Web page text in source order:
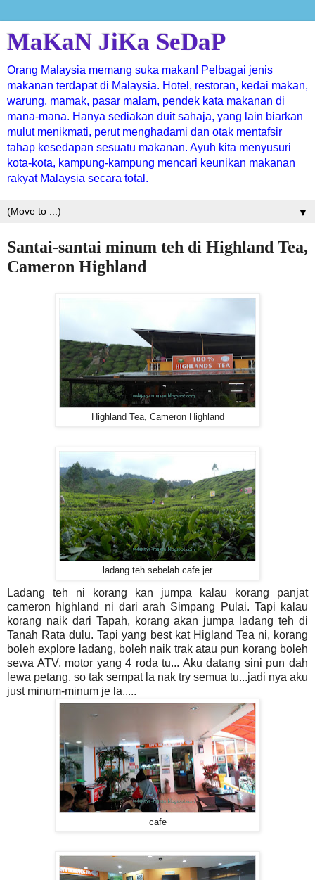
MaKaN JiKa SeDaP
Orang Malaysia memang suka makan! Pelbagai jenis
makanan terdapat di Malaysia. Hotel, restoran, kedai makan,
warung, mamak, pasar malam, pendek kata makanan di
mana-mana. Hanya sediakan duit sahaja, yang lain biarkan
mulut menikmati, perut menghadami dan otak mentafsir
tahap kesedapan sesuatu makanan. Ayuh kita menyusuri
kota-kota, kampung-kampung mencari keunikan makanan
rakyat Malaysia secara total.
▼
Santai-santai minum teh di Highland Tea,
Cameron Highland
Highland Tea, Cameron Highland
ladang teh sebelah cafe jer
Ladang teh ni korang kan jumpa kalau korang panjat
cameron highland ni dari arah Simpang Pulai. Tapi kalau
korang naik dari Tapah, korang akan jumpa ladang teh di
Tanah Rata dulu. Tapi yang best kat Higland Tea ni, korang
boleh explore ladang, boleh naik trak atau pun korang boleh
sewa ATV, motor yang 4 roda tu... Aku datang sini pun dah
lewa petang, so tak sempat la nak try semua tu...jadi nya aku
just minum-minum je la.....
cafe